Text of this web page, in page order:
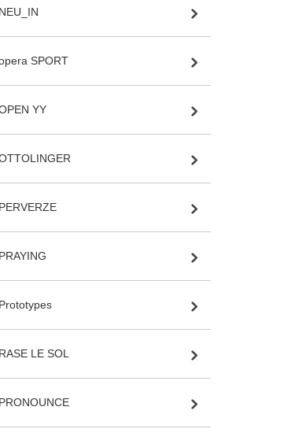
NEU_IN
SPORT
YY
PERVERZE
PRAYING
Prototypes
RASE LE SOL
PRONOUNCE